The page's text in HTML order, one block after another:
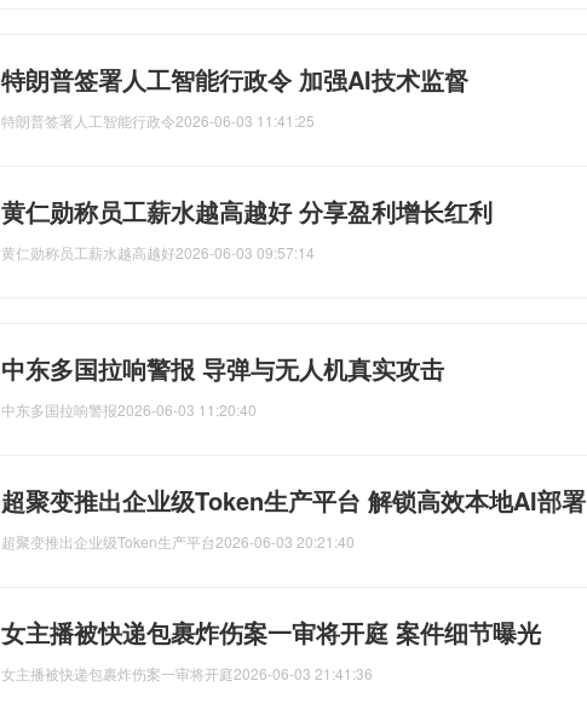
特朗普签署人工智能行政令 加强AI技术监督
特朗普签署人工智能行政令2026-06-03 11:41:25
黄仁勋称员工薪水越高越好 分享盈利增长红利
黄仁勋称员工薪水越高越好2026-06-03 09:57:14
中东多国拉响警报 导弹与无人机真实攻击
中东多国拉响警报2026-06-03 11:20:40
超聚变推出企业级Token生产平台 解锁高效本地AI部署
超聚变推出企业级Token生产平台2026-06-03 20:21:40
女主播被快递包裹炸伤案一审将开庭 案件细节曝光
女主播被快递包裹炸伤案一审将开庭2026-06-03 21:41:36